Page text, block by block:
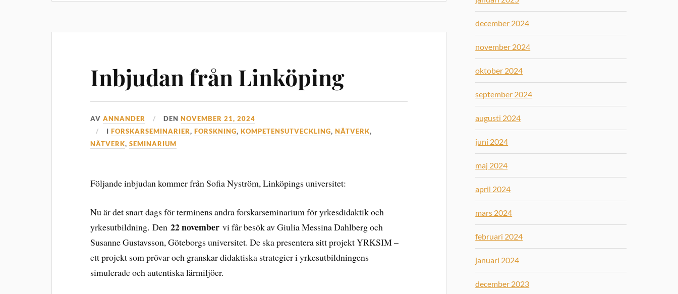
Inbjudan från Linköping
AVANNANDER DENNOVEMBER 21, 2024
IFORSKARSEMINARIER,FORSKNING,KOMPETENSUTVECKLING,NÄTVERK,
NÄTVERK,SEMINARIUM
Följande inbjudan kommer från Sofia Nyström, Linköpings universitet:
Nu är det snart dags för terminens andra forskarseminarium för yrkesdidaktik och
yrkesutbildning. Den22 novembervi får besök av Giulia Messina Dahlberg och
Susanne Gustavsson, Göteborgs universitet. De ska presentera sitt projekt YRKSIM –
ett projekt som prövar och granskar didaktiska strategier i yrkesutbildningens
simulerade och autentiska lärmiljöer.
december 2024
november 2024
oktober 2024
september 2024
augusti 2024
juni 2024
maj 2024
april 2024
mars 2024
februari 2024
januari 2024
december 2023